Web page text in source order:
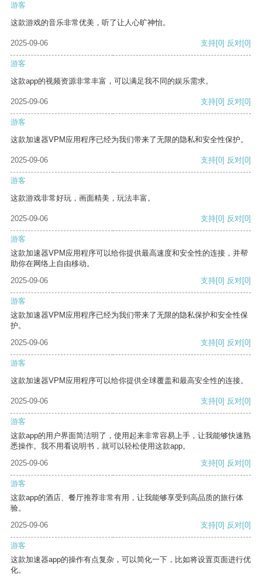
游客
这款游戏的音乐非常优美，听了让人心旷神怡。
2025-09-06 支持[0] 反对[0]
游客
这款app的视频资源非常丰富，可以满足我不同的娱乐需求。
2025-09-06 支持[0] 反对[0]
游客
这款加速器VPM应用程序已经为我们带来了无限的隐私和安全性保护。
2025-09-06 支持[0] 反对[0]
游客
这款游戏非常好玩，画面精美，玩法丰富。
2025-09-06 支持[0] 反对[0]
游客
这款加速器VPM应用程序可以给你提供最高速度和安全性的连接，并帮
助你在网络上自由移动。
2025-09-06
支持[0] 反对[0]
游客
这款加速器VPM应用程序已经为我们带来了无限的隐私保护和安全性保
护。
2025-09-06
支持[0] 反对[0]
游客
这款加速器VPM应用程序可以给你提供全球覆盖和最高安全性的连接。
2025-09-06 支持[0] 反对[0]
游客
这款app的用户界面简洁明了，使用起来非常容易上手，让我能够快速熟
悉操作。我不用看说明书，就可以轻松使用这款app。
2025-09-06
支持[0] 反对[0]
游客
这款app的酒店、餐厅推荐非常有用，让我能够享受到高品质的旅行体
验。
2025-09-06
支持[0] 反对[0]
游客
这款加速器app的操作有点复杂，可以简化一下，比如将设置页面进行优
化。